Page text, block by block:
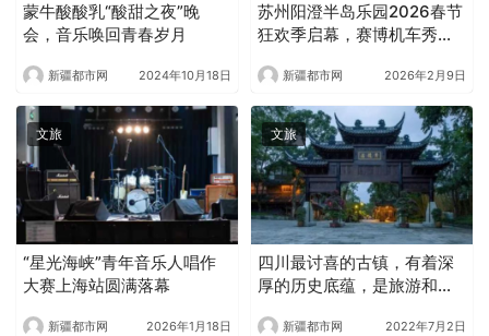
蒙牛酸酸乳“酸甜之夜”晚
会，音乐唤回青春岁月
新疆都市网 2024年10月18日
苏州阳澄半岛乐园2026春节
狂欢季启幕，赛博机车秀领
新疆都市网 2026年2月9日
文旅
“星光海峡”青年音乐人唱作
大赛上海站圆满落幕
新疆都市网 2026年1月18日
文旅
四川最讨喜的古镇，有着深
厚的历史底蕴，是旅游和娱
新疆都市网 2022年7月2日